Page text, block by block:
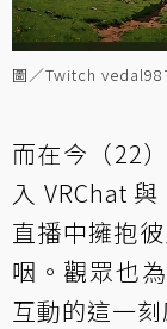
圖／Twitch
而在今（22
入 VRChat
直播中擁抱
咽。觀眾也
互動的這一刻